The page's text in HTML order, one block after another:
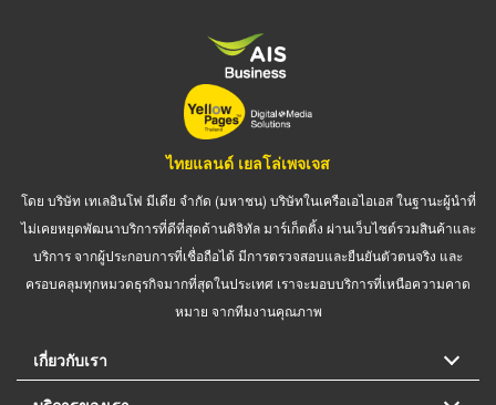
ไทยแลนด์ เยลโล่เพจเจส
โดย บริษัท เทเลอินโฟ มีเดีย จำกัด (มหาชน) บริษัทในเครือเอไอเอส ในฐานะผู้นำที่
ไม่เคยหยุดพัฒนาบริการที่ดีที่สุดด้านดิจิทัล มาร์เก็ตติ้ง ผ่านเว็บไซต์รวมสินค้าและ
บริการ จากผู้ประกอบการที่เชื่อถือได้ มีการตรวจสอบและยืนยันตัวตนจริง และ
ครอบคลุมทุกหมวดธุรกิจมากที่สุดในประเทศ เราจะมอบบริการที่เหนือความคาด
หมาย จากทีมงานคุณภาพ
เกี่ยวกับเรา